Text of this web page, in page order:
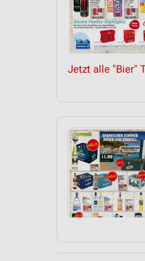
Jetzt alle "Bier"